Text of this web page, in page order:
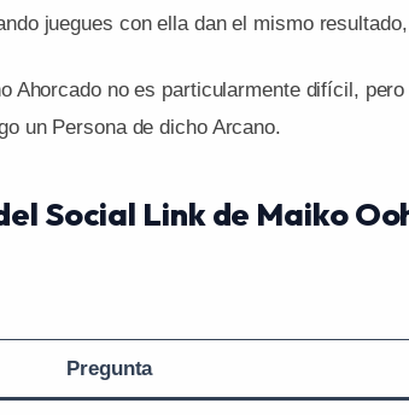
juegues con ella dan el mismo
Ahorcado no es particularmente difícil,
un Persona de dicho Arcano.
Social Link de Maiko
Pregunta